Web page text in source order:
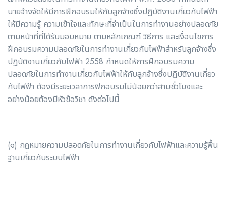
นายจ้างจัดให้มีการฝึกอบรมให้กับลูกจ้างซึ่งปฏิบัติงานเกี่ยวกับไฟฟ้า
ให้มีความรู้ ความเข้าใจและทักษะที่จำเป็นในการทำงานอย่างปลอดภัย
ตามหน้าที่ที่ได้รับมอบหมาย ตามหลักเกณฑ์ วิธีการ และเงื่อนไขการ
ฝึกอบรมความปลอดภัยในการทำงานเกี่ยวกับไฟฟ้าสำหรับลูกจ้างซึ่ง
ปฏิบัติงานเกี่ยวกับไฟฟ้า 2558 กำหนดให้การฝึกอบรมความ
ปลอดภัยในการทำงานเกี่ยวกับไฟฟ้าให้กับลูกจ้างซึ่งปฏิบัติงานเกี่ยว
กับไฟฟ้า ต้องมีระยะเวลาการฟิกอบรมไม่น้อยกว่าสามชั่วโมงและ
อย่างน้อยต้องมีหัวข้อวิชา ดังต่อไปนี้
(๑) กฎหมายความปลอดภัยในการทำงานเกี่ยวกับไฟฟ้าและความรู้พื้น
ฐานเกี่ยวกับระบบไฟฟ้า